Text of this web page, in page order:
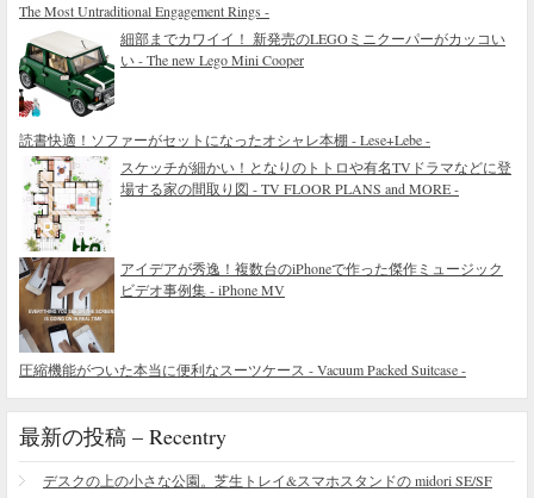
The Most Untraditional Engagement Rings -
細部までカワイイ！ 新発売のLEGOミニクーパーがカッコい
い - The new Lego Mini Cooper
読書快適！ソファーがセットになったオシャレ本棚 - Lese+Lebe -
スケッチが細かい！となりのトトロや有名TVドラマなどに登
場する家の間取り図 - TV FLOOR PLANS and MORE -
アイデアが秀逸！複数台のiPhoneで作った傑作ミュージック
ビデオ事例集 - iPhone MV
圧縮機能がついた本当に便利なスーツケース - Vacuum Packed Suitcase -
最新の投稿 – Recentry
デスクの上の小さな公園。芝生トレイ&スマホスタンドの midori SE/SF